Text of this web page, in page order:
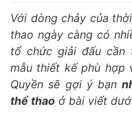
Với dòng chảy của
thao ngày càng có
tổ chức giải đấu cần
mẫu thiết kế phù hợp
Quyền sẽ gợi ý bạn
thể thao ở bài viết